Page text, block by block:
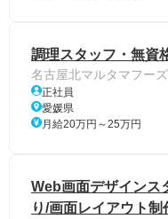
調理スタッフ・無資
名古屋北マルタマフー
正社員
愛媛県
月給20万円～25万円
Web画面デザインス
り/画面レイアウト制